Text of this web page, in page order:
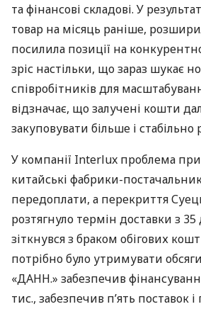
та фінансові складові. У
товар на місяць раніше,
посилила позиції на
зріс настільки, що зараз шукає
співробітників для
відзначає, що залучені кошти
закуповувати більше і
У компанії Interlux проблема
китайські фабрики-
передоплати, а перекриття
розтягнуло термін доставки з 35
зіткнувся з браком обігових
потрібно було утримувати
«ДАНН.» забезпечив
тис., забезпечив п’ять поставок